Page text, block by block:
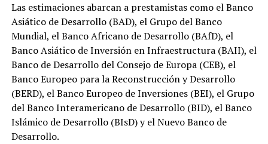
Las estimaciones abarcan a prestamistas como el Banco
Asiático de Desarrollo (BAD), el Grupo del Banco
Mundial, el Banco Africano de Desarrollo (BAfD), el
Banco Asiático de Inversión en Infraestructura (BAII), el
Banco de Desarrollo del Consejo de Europa (CEB), el
Banco Europeo para la Reconstrucción y Desarrollo
(BERD), el Banco Europeo de Inversiones (BEI), el Grupo
del Banco Interamericano de Desarrollo (BID), el Banco
Islámico de Desarrollo (BIsD) y el Nuevo Banco de
Desarrollo.